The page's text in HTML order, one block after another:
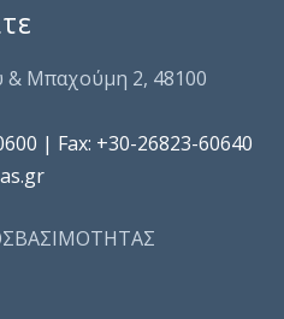
& Μπαχούμη 2, 48100
| Fax: +30-26823-60640